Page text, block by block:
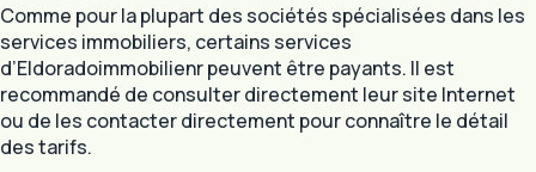
Comme pour la plupart des sociétés spécialisées dans les
services immobiliers, certains services
d’Eldoradoimmobilienr peuvent être payants. Il est
recommandé de consulter directement leur site Internet
ou de les contacter directement pour connaître le détail
des tarifs.